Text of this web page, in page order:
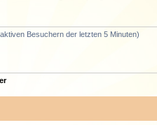
Besuchern der letzten 5 Minuten)